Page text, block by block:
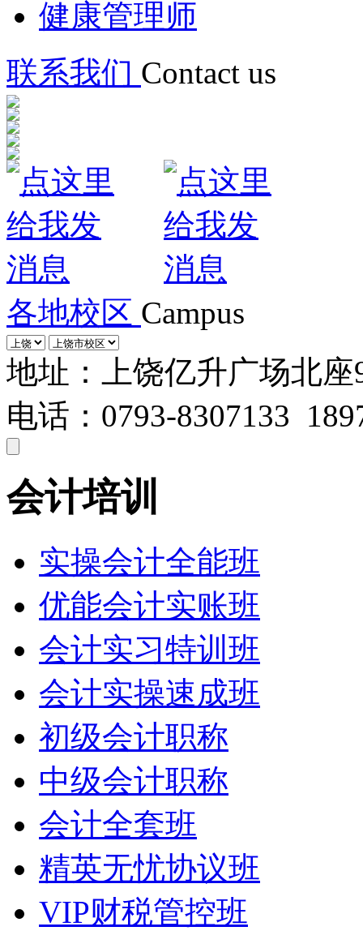
健康管理师
联系我们 Contact us
各地校区 Campus
地址：上饶亿升广场北
电话：0793-8307133
会计培训
实操会计全能班
优能会计实账班
会计实习特训班
会计实操速成班
初级会计职称
中级会计职称
会计全套班
精英无忧协议班
VIP财税管控班